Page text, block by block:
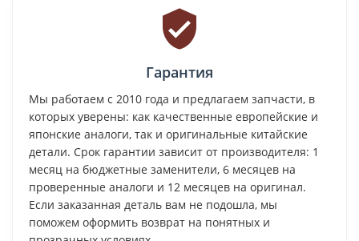
Гарантия
Мы работаем с 2010 года и предлагаем запчасти, в
которых уверены: как качественные европейские и
японские аналоги, так и оригинальные китайские
детали. Срок гарантии зависит от производителя: 1
месяц на бюджетные заменители, 6 месяцев на
проверенные аналоги и 12 месяцев на оригинал.
Если заказанная деталь вам не подошла, мы
поможем оформить возврат на понятных и